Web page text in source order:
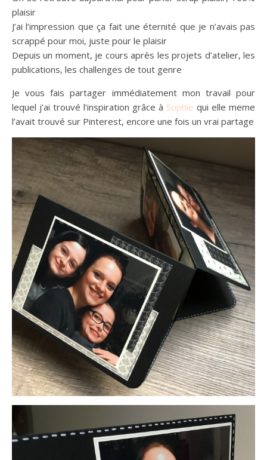
plaisir
J’ai l’impression que ça fait une éternité que je n’avais pas
scrappé pour moi, juste pour le plaisir
Depuis un moment, je cours après les projets d’atelier, les
publications, les challenges de tout genre
Je vous fais partager immédiatement mon travail pour
lequel j’ai trouvé l’inspiration grâce à Sophie qui elle meme
l’avait trouvé sur Pinterest, encore une fois un vrai partage